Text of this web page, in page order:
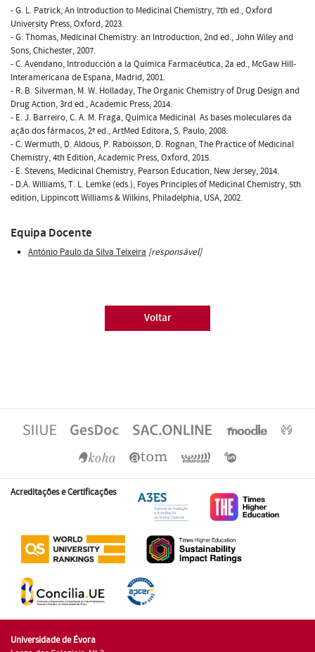
- G. L. Patrick, An Introduction to Medicinal Chemistry, 7th ed., Oxford
University Press, Oxford, 2023.
- G. Thomas, Medicinal Chemistry: an Introduction, 2nd ed., John Wiley and
Sons, Chichester, 2007.
- C. Avendano, Introducción a la Química Farmacéutica, 2a ed., McGaw Hill-
Interamericana de Espana, Madrid, 2001.
- R. B. Silverman, M. W. Holladay, The Organic Chemistry of Drug Design and
Drug Action, 3rd ed., Academic Press, 2014.
- E. J. Barreiro, C. A. M. Fraga, Química Medicinal  As bases moleculares da
ação dos fármacos, 2ª ed., ArtMed Editora, S. Paulo, 2008.
- C. Wermuth, D. Aldous, P. Raboisson, D. Rognan, The Practice of Medicinal
Chemistry, 4th Edition, Academic Press, Oxford, 2015.
- E. Stevens, Medicinal Chemistry, Pearson Education, New Jersey, 2014.
- D.A. Williams, T. L. Lemke (eds.), Foyes Principles of Medicinal Chemistry, 5th
edition, Lippincott Williams & Wilkins, Philadelphia, USA, 2002.
Equipa Docente
António Paulo da Silva Teixeira [responsável]
Voltar
Acreditações e Certificações
Universidade de Évora